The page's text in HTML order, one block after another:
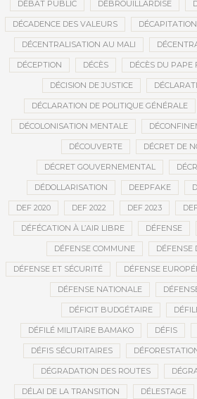
DÉBAT PUBLIC DÉBROUILLARDISE
DÉCADENCE DES VALEURS DÉCAPITATION
DÉCENTRALISATION AU MALI
DÉCEPTION DÉCÈS DÉCÈS DU PAPE
DÉCISION DE JUSTICE
DÉCLARATION DE POLITIQUE GÉNÉRALE
DÉCOLONISATION MENTALE
DÉCOUVERTE DÉCRET DE
DÉCRET GOUVERNEMENTAL
DÉDOLLARISATION DEEPFAKE
DEF 2020 DEF 2022 DEF 2023
DÉFÉCATION À L’AIR LIBRE DÉFENSE
DÉFENSE COMMUNE DÉFENSE
DÉFENSE ET SÉCURITÉ DÉFENSE
DÉFENSE NATIONALE
DÉFICIT BUDGÉTAIRE
DÉFILÉ MILITAIRE BAMAKO DÉFIS
DÉFIS SÉCURITAIRES
DÉGRADATION DES ROUTES
DÉLAI DE LA TRANSITION DÉLESTAGE